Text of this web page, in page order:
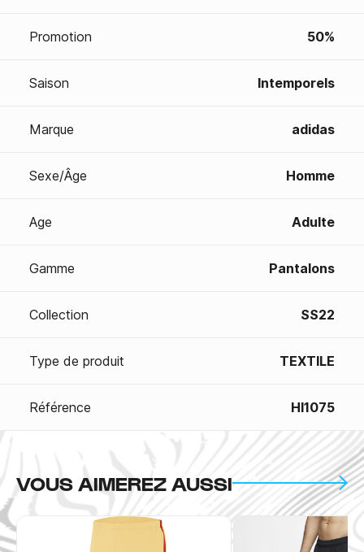
Promotion 50%
Saison Intemporels
Marque adidas
Sexe/Âge Homme
Age Adulte
Gamme Pantalons
Collection SS22
Type de produit TEXTILE
Référence HI1075
VOUS AIMEREZ AUSSI